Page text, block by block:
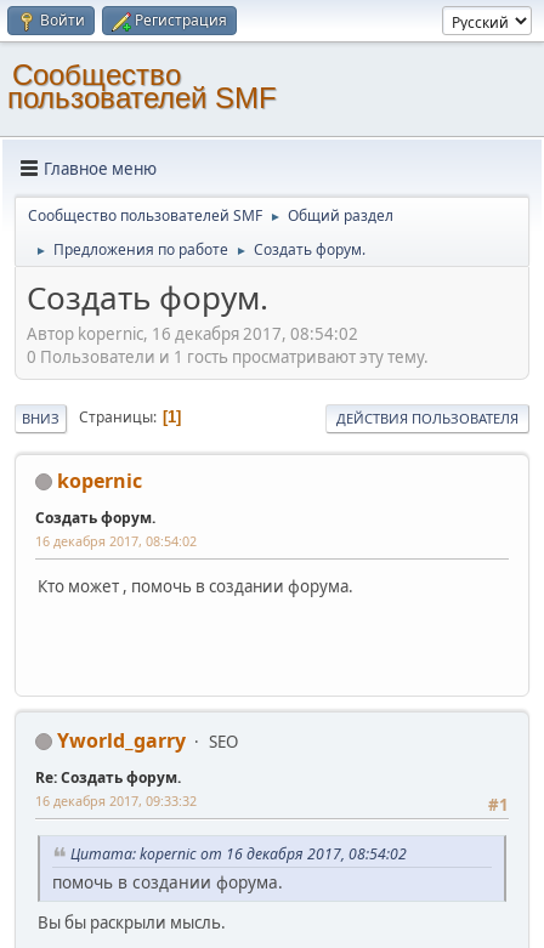
Войти Регистрация
Cообщество
пользователей SMF
Главное меню
Cообщество пользователей SMF ► Общий раздел
► Предложения по работе ► Создать форум.
Создать форум.
Автор kopernic, 16 декабря 2017, 08:54:02
0 Пользователи и 1 гость просматривают эту тему.
ВНИЗ Страницы 1 ДЕЙСТВИЯ ПОЛЬЗОВАТЕЛЯ
kopernic
Создать форум.
16 декабря 2017, 08:54:02
Кто может , помочь в создании форума.
Yworld_garry SEO
Re: Создать форум.
#1
16 декабря 2017, 09:33:32
Цитата: kopernic от 16 декабря 2017, 08:54:02
помочь в создании форума.
Вы бы раскрыли мысль.